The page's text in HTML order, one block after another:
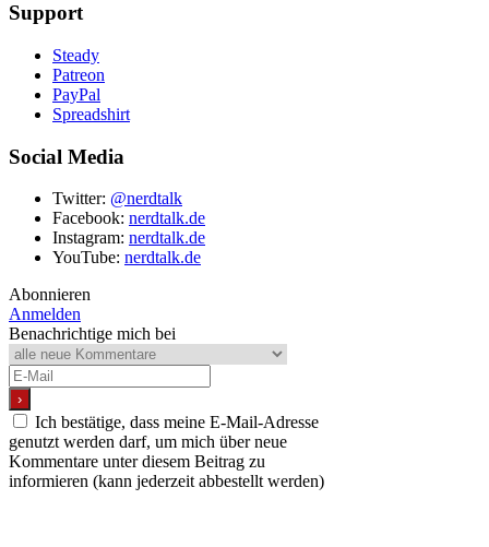
Support
Steady
Patreon
PayPal
Spreadshirt
Social Media
Twitter: @nerdtalk
Facebook: nerdtalk.de
Instagram: nerdtalk.de
YouTube: nerdtalk.de
Abonnieren
Anmelden
Benachrichtige mich bei
Ich bestätige, dass meine E-Mail-Adresse
genutzt werden darf, um mich über neue
Kommentare unter diesem Beitrag zu
informieren (kann jederzeit abbestellt werden)